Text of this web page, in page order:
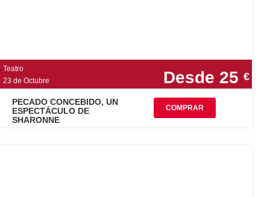
Teatro
23 de Octubre
Desde 25 €
PECADO CONCEBIDO, UN
ESPECTÁCULO DE
SHARONNE
COMPRAR